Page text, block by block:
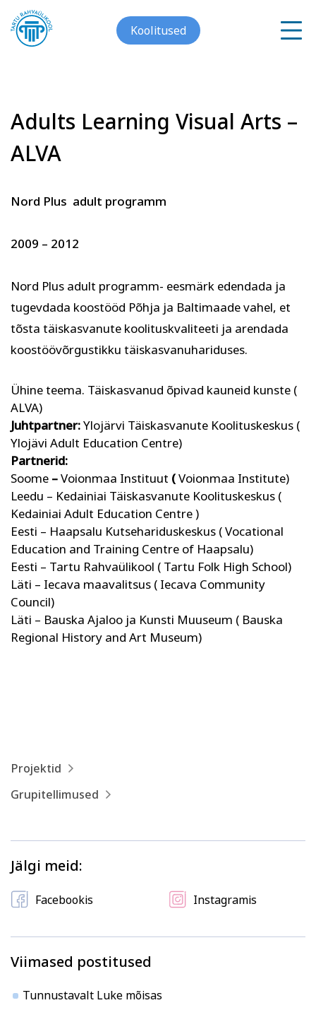
Koolitused
Kunst
Psühholoogia ja
eneseareng
Tekstiil ja käsitöö Tervis ja ilu
Kodu ja köök Aiandus ja lilleseade
Kultuur ja ühiskond
Meist
Kontakt
Grupitellimused
ENG RUS
Facebook Instagram
Adults Learning Visual Arts –
ALVA
Nord Plus adult programm
2009 – 2012
Nord Plus adult programm- eesmärk edendada ja
tugevdada koostööd Põhja ja Baltimaade vahel, et
tõsta täiskasvanute koolituskvaliteeti ja arendada
koostöövõrgustikku täiskasvanuhariduses.
Ühine teema. Täiskasvanud õpivad kauneid kunste (
ALVA)
Juhtpartner:Ylojärvi Täiskasvanute Koolituskeskus (
Ylojävi Adult Education Centre)
Partnerid:
Soome–Voionmaa Instituut (Voionmaa Institute)
Leedu – Kedainiai Täiskasvanute Koolituskeskus (
Kedainiai Adult Education Centre )
Eesti – Haapsalu Kutsehariduskeskus ( Vocational
Education and Training Centre of Haapsalu)
Eesti – Tartu Rahvaülikool ( Tartu Folk High School)
Läti – Iecava maavalitsus ( Iecava Community
Council)
Läti – Bauska Ajaloo ja Kunsti Muuseum ( Bauska
Regional History and Art Museum)
Projektid
Grupitellimused
Jälgi meid:
Facebookis Instagramis
Viimased postitused
Tunnustavalt Luke mõisas